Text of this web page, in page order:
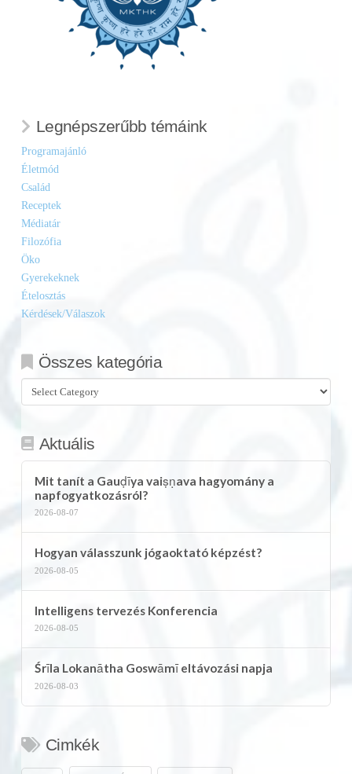
Legnépszerűbb témáink
Programajánló
Életmód
Család
Receptek
Médiatár
Filozófia
Öko
Gyerekeknek
Ételosztás
Kérdések/Válaszok
Összes kategória
Összes
kategória
Aktuális
Mit tanít a Gauḍīya vaiṣṇava hagyomány a
napfogyatkozásról?
2026-08-07
Hogyan válasszunk jógaoktató képzést?
2026-08-05
Intelligens tervezés Konferencia
2026-08-05
Śrīla Lokanātha Goswāmī eltávozási napja
2026-08-03
Cimkék